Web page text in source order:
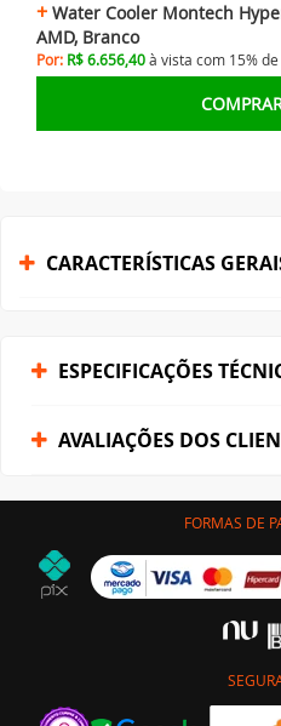
Water Cooler Montech
AMD, Branco
Por: R$ 6.656,40à vista com 15%
CARACTERÍSTICAS
ESPECIFICAÇÕES
AVALIAÇÕES DOS
FORMAS DE